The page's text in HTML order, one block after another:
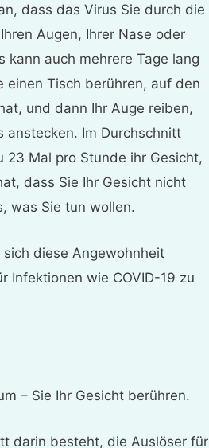
dass das Virus Sie durch die
Augen, Ihrer Nase oder
kann auch mehrere Tage lang
einen Tisch berühren, auf den
und dann Ihr Auge reiben,
anstecken. Im Durchschnitt
23 Mal pro Stunde ihr Gesicht,
dass Sie Ihr Gesicht nicht
was Sie tun wollen.
diese Angewohnheit
Infektionen wie COVID-19 zu
– Sie Ihr Gesicht berühren.
darin besteht, die Auslöser für